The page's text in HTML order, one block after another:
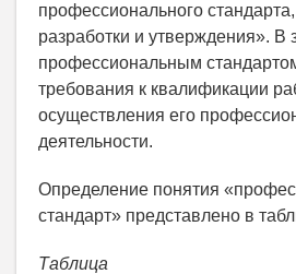
профессионального
разработки и утверждения». В
профессиональным
требования к квалификации
осуществления его
деятельности.
Определение понятия
стандарт» представлено в
Таблица